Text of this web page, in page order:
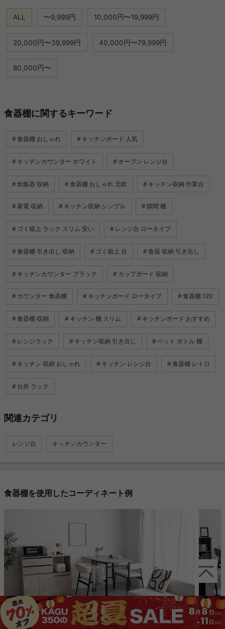
ALL 〜9,999円 10,000円〜19,999円
20,000円〜39,999円 40,000円〜79,999円
80,000円〜
食器棚に関するキーワード
食器棚 おしゃれ キッチンボード 人気
キッチンカウンター ホワイト オーブン レンジ台
炊飯器 収納 食器棚 おしゃれ 北欧 キッチン収納 作業台
家電 収納 キッチン収納 シンプル 隙間 棚
ゴミ箱上 ラック スリム 安い レンジ台 ロータイプ
食器棚 引き出し 収納 ゴミ箱上 台 食器 収納 引き出し
キッチンカウンター ブラック カップボード 収納
カウンター 食器棚 キッチンボード ロータイプ 食器棚 120
食器棚 収納 キッチン 棚 スリム キッチンボード おすすめ
レンジラック キッチン収納 引き出し ペット ボトル 棚
キッチン 収納 おしゃれ キッチン レンジ台 食器棚 レトロ
台所 ラック
関連カテゴリ
レンジ台 キッチンカウンター
食器棚を使用したコーディネート例